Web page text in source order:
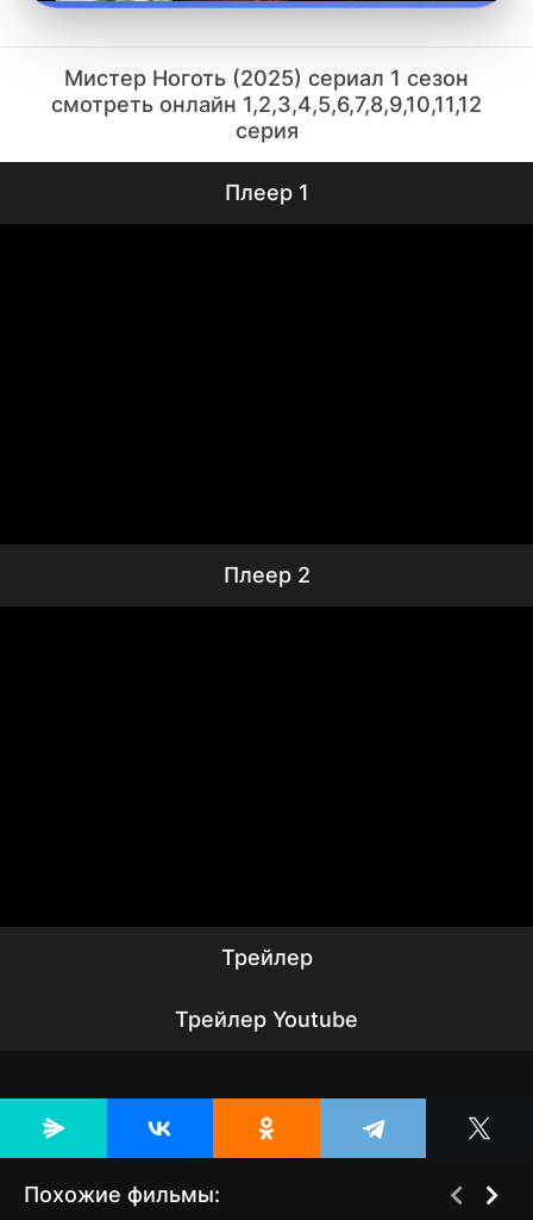
Мистер Ноготь (2025) сериал 1 сезон
смотреть онлайн 1,2,3,4,5,6,7,8,9,10,11,12
серия
Плеер 1
Плеер 2
Трейлер
Трейлер Youtube
Похожие фильмы: